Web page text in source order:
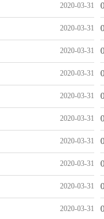
2020-03-31
2020-03-31
2020-03-31
2020-03-31
2020-03-31
2020-03-31
2020-03-31
2020-03-31
2020-03-31
2020-03-31